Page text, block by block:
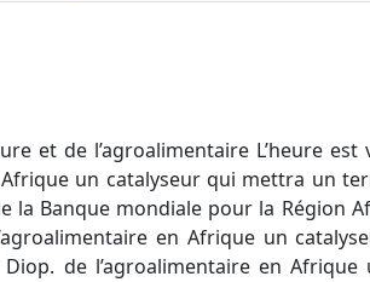
et de l’agroalimentaire L’heure
un catalyseur qui mettra un
Banque mondiale pour la Région
en Afrique un
de l’agroalimentaire en Afrique